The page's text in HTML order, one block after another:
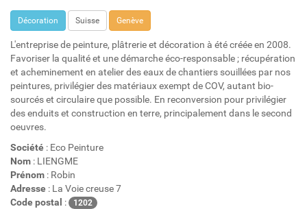
Décoration Suisse Genève
L'entreprise de peinture, plâtrerie et décoration à été créée en 2008.
Favoriser la qualité et une démarche éco-responsable ; récupération
et acheminement en atelier des eaux de chantiers souillées par nos
peintures, privilégier des matériaux exempt de COV, autant bio-
sourcés et circulaire que possible. En reconversion pour privilégier
des enduits et construction en terre, principalement dans le second
oeuvres.
Société : Eco Peinture
Nom : LIENGME
Prénom : Robin
Adresse : La Voie creuse 7
Code postal : 1202